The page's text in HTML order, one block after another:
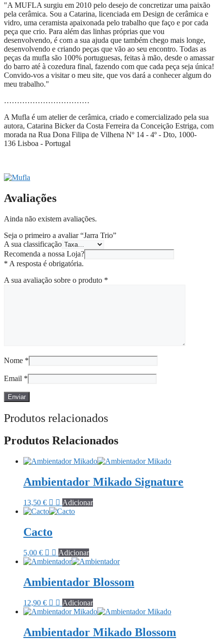
"A MUFLA surgiu em 2010 pelo desejo de concretizar uma paixão
pela cerâmica. Sou a Catarina, licenciada em Design de cerâmica e
vidro, uma ceramista apaixonada pelo trabalho que faço e por cada
peça que crio. Para além das linhas próprias que vou
desenvolvendo, é com a sua ajuda que também chego mais longe,
desenvolvendo e criando peças que vão ao seu encontro. Todas as
peças da mufla são 100% portuguesas, feitas à mão, desde o amassar
do barro até à cozedura final, fazendo com que cada peça seja única!
Convido-vos a visitar o meu site, que vos dará a conhecer algum do
meu trabalho."
……………………………
A Mufla é um atelier de cerâmica, criado e comercializado pela sua
autora, Catarina Bicker da Costa Ferreira da Conceição Estriga, com
morada na Rua Dona Filipa de Vilhena Nº 14 - 4º - Dto, 1000-
136 Lisboa - Portugal
Avaliações
Ainda não existem avaliações.
Seja o primeiro a avaliar “Jarra Trio”
A sua classificação
Recomenda a nossa Loja?
* A resposta é obrigatória.
A sua avaliação sobre o produto *
Nome *
Email *
Produtos relacionados
Produtos Relacionados
Ambientador Mikado Signature
13,50 € Adicionar
Cacto
5,00 € Adicionar
Ambientador Blossom
12,90 € Adicionar
Ambientador Mikado Blossom